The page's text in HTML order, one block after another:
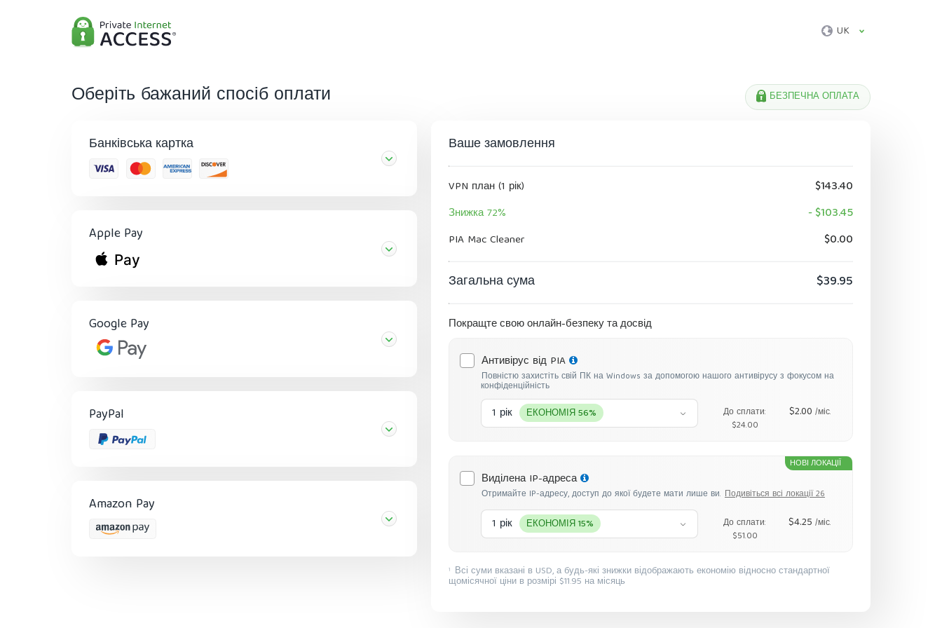
UK
Оберіть бажаний спосіб оплати БЕЗПЕЧНА ОПЛАТА
Банківська картка
Apple Pay
Google Pay
PayPal
Amazon Pay
Ваше замовлення
VPN план (1 рік) $143.40
Знижка 72% - $103.45
PIA Mac Cleaner $0.00
Загальна сума $39.95
Покращте свою онлайн-безпеку та досвід
Антивірус від PIA
Повністю захистіть свій ПК на Windows за допомогою нашого антивірусу з фокусом на
конфіденційність
1 рік ЕКОНОМІЯ 56% $2.00 /міс.
До сплати:
$24.00
НОВІ ЛОКАЦІЇ
Виділена IP-адреса
Отримайте IP-адресу, доступ до якої будете мати лише ви. Подивіться всі локації 26
1 рік ЕКОНОМІЯ 15% $4.25/міс.
До сплати:
$51.00
1 Всі суми вказані в USD, а будь-які знижки відображають економію відносно стандартної
щомісячної ціни в розмірі $11.95 на місяць